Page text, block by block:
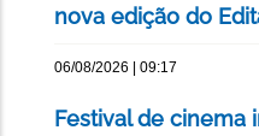
nova edição do
06/08/2026 | 09:17
Festival de cinema